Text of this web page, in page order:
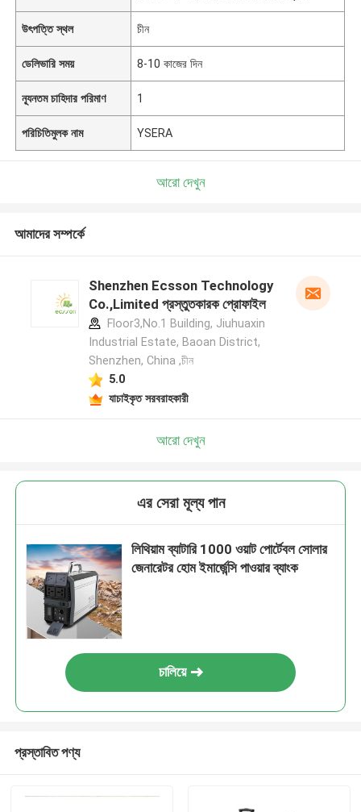
উৎপত্তি স্থল চীন
ডেলিভারি সময় 8-10 কাজের দিন
ন্যূনতম চাহিদার পরিমাণ 1
পরিচিতিমুলক নাম YSERA
আরো দেখুন
আমাদের সম্পর্কে
Shenzhen Ecsson Technology
Co.,Limited প্রস্তুতকারক প্রোফাইল
Floor3,No.1 Building, Jiuhuaxin
Industrial Estate, Baoan District,
Shenzhen, China ,চীন
5.0
যাচাইকৃত সরবরাহকারী
আরো দেখুন
এর সেরা মূল্য পান
লিথিয়াম ব্যাটারি 1000 ওয়াট পোর্টেবল সোলার
জেনারেটর হোম ইমার্জেন্সি পাওয়ার ব্যাংক
চালিয়ে
প্রস্তাবিত পণ্য